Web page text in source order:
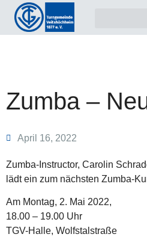
Zumba –
April 16, 2022
Zumba-Instructor, Carolin
lädt ein zum nächsten Zumba-
Am Montag, 2. Mai 2022,
18.00 – 19.00 Uhr
TGV-Halle, Wolfstalstraße